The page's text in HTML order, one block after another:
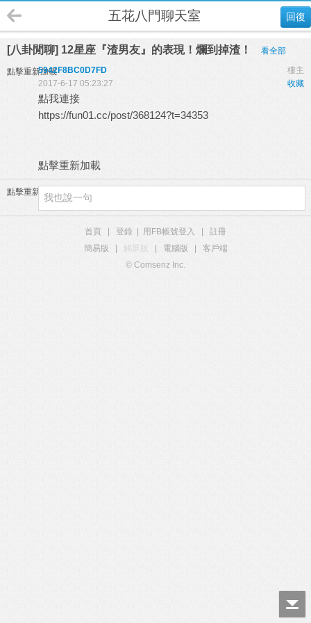
回復
五花八門聊天室
[八卦閒聊] 12星座『渣男友』的表現！爛到掉渣！ 看全部
點擊重新加載 樓主
5942F8BC0D7FD
收藏
2017-6-17 05:23:27
點我連接
https://fun01.cc/post/368124?t=34353
點擊重新加載
點擊重新加載
首頁 登錄 用FB帳號登入
註冊
簡易版
電腦版
客戶端
© Comsenz Inc.